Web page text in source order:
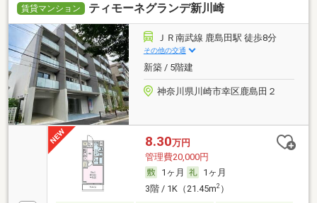
賃貸マンション ティモーネグランデ新川崎
ＪＲ南武線 鹿島田駅 徒歩8分
その他の交通
新築 / 5階建
神奈川県川崎市幸区鹿島田２
8.30万円
管理費20,000円
1ヶ月
1ヶ月
3階 / 1K（21.45m2）